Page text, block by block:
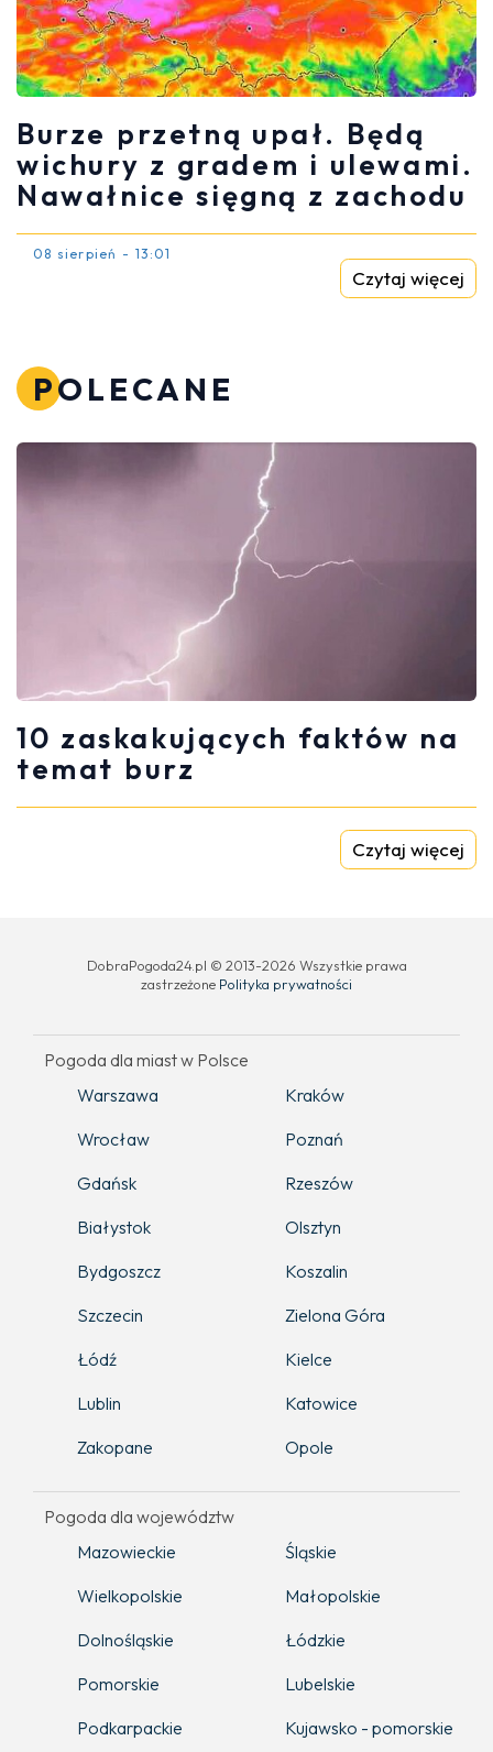
Burze przetną upał. Będą
wichury z gradem i ulewami.
Nawałnice sięgną z zachodu
08 sierpień - 13:01
Czytaj więcej
POLECANE
10 zaskakujących faktów na
temat burz
Czytaj więcej
DobraPogoda24.pl © 2013-2026 Wszystkie prawa
zastrzeżone Polityka prywatności
Pogoda dla miast w Polsce
Warszawa
Kraków
Wrocław
Poznań
Gdańsk
Rzeszów
Białystok
Olsztyn
Bydgoszcz
Koszalin
Szczecin
Zielona Góra
Łódź
Kielce
Lublin
Katowice
Zakopane
Opole
Pogoda dla województw
Mazowieckie
Śląskie
Wielkopolskie
Małopolskie
Dolnośląskie
Łódzkie
Pomorskie
Lubelskie
Podkarpackie
Kujawsko - pomorskie